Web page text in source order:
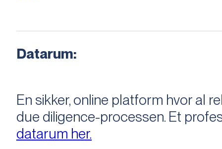
Datarum:
En sikker, online platform hvor al
due diligence-processen. Et
datarum her.